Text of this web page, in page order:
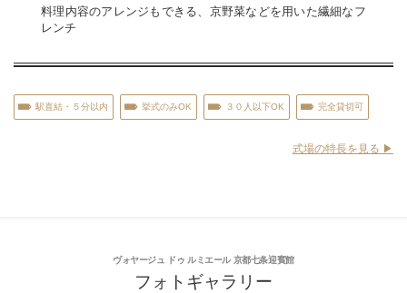
料理内容のアレンジもできる、京野菜などを用いた繊細なフ
レンチ
駅直結・５分以内 挙式のみOK ３０人以下OK 完全貸切可
式場の特長を見る ▶︎
ヴォヤージュ ドゥ ルミエール 京都七条迎賓館
フォトギャラリー